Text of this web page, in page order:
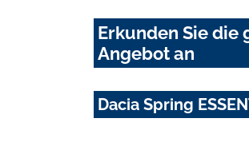
Erkunden Sie die
Angebot an
Dacia Spring